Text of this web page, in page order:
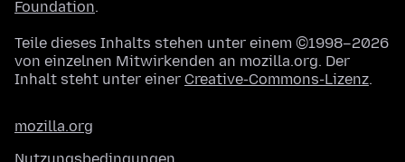
Foundation.
Teile dieses Inhalts stehen unter einem ©1998–2026
von einzelnen Mitwirkenden an mozilla.org. Der
Inhalt steht unter einer Creative-Commons-Lizenz.
mozilla.org